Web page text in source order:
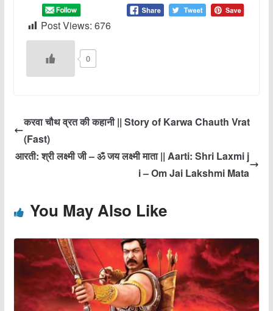
Post Views: 676
0
करवा चौथ व्रत की कहानी || Story of Karwa Chauth Vrat
(Fast)
आरती: श्री लक्ष्मी जी – ॐ जय लक्ष्मी माता || Aarti: Shri Laxmi j
i – Om Jai Lakshmi Mata
You May Also Like